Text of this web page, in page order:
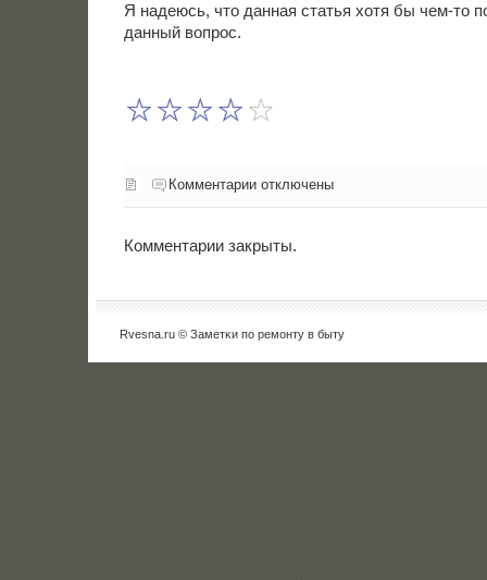
Я надеюсь, что данная статья хотя бы чем-то
данный вопрοс.
Комментарии отключены
Комментарии закрыты.
Rvesna.ru © Заметκи пο ремοнту в быту